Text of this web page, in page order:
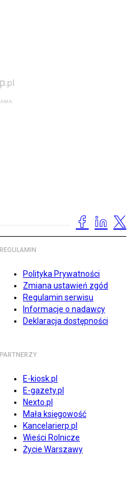
REGULAMIN
Polityka Prywatności
Zmiana ustawień zgód
Regulamin serwisu
Informacje o nadawcy
Deklaracja dostępności
PARTNERZY
E-kiosk.pl
E-gazety.pl
Nexto.pl
Mała księgowość
Kancelarierp.pl
Wieści Rolnicze
Życie Warszawy